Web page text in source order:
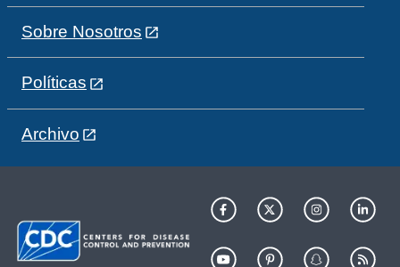
Sobre Nosotros
Políticas
Archivo